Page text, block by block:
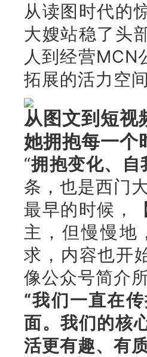
从读图时代的
大嫂站稳了头
人到经营MCN
拓展的活力空间
从图文到短视
她拥抱每一个
“拥抱变化、自
条，也是西门
最早的时候，
主， 但慢慢地
求， 内容也开
像公众号简介
“我们一直在
面。我们的核
活更有趣、有